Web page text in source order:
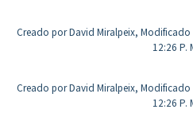
Creado por David Miralpeix, Modificado
12:26 P.
Creado por David Miralpeix, Modificado
12:26 P.